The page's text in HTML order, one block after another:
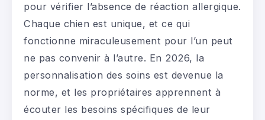
pour vérifier l’absence de réaction allergique.
Chaque chien est unique, et ce qui
fonctionne miraculeusement pour l’un peut
ne pas convenir à l’autre. En 2026, la
personnalisation des soins est devenue la
norme, et les propriétaires apprennent à
écouter les besoins spécifiques de leur